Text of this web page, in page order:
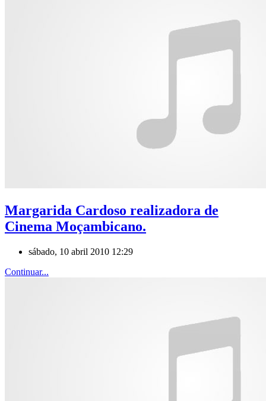
Margarida Cardoso realizadora de
Cinema Moçambicano.
sábado, 10 abril 2010 12:29
Continuar...